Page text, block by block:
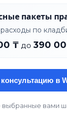
пакеты
по
₸ до 390
в
вами